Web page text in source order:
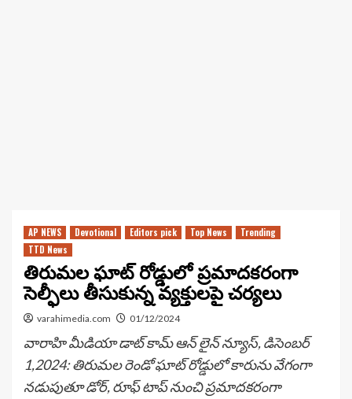
AP NEWS Devotional Editors pick Top News
Trending
TTD News
తిరుమల ఘాట్ రోడ్డులో ప్రమాదకరంగా
సెల్ఫీలు తీసుకున్న వ్యక్తులపై చర్యలు
varahimedia.com 01/12/2024
వారాహి మీడియా డాట్ కామ్ ఆన్ లైన్ న్యూస్, డిసెంబర్
1,2024: తిరుమల రెండో ఘాట్ రోడ్డులో కారును వేగంగా
నడుపుతూ డోర్, రూఫ్ టాప్ నుంచి ప్రమాదకరంగా